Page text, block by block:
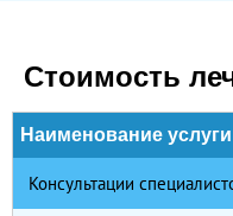
Стоимость
Наименование услуги
Консультации